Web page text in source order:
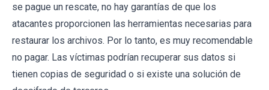
se pague un rescate, no hay garantías de que los
atacantes proporcionen las herramientas necesarias para
restaurar los archivos. Por lo tanto, es muy recomendable
no pagar. Las víctimas podrían recuperar sus datos si
tienen copias de seguridad o si existe una solución de